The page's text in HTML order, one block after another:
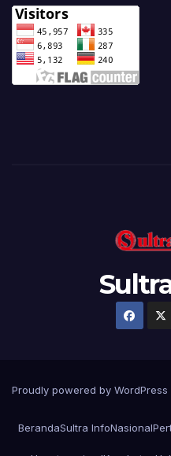
Proudly powered by WordPress
BerandaSultra InfoNasional